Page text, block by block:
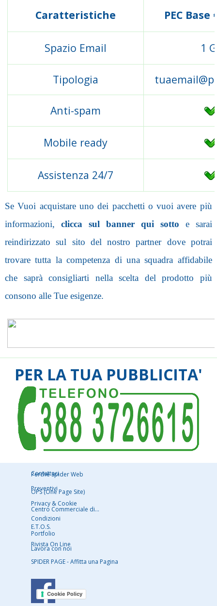
Caratteristiche PEC
Spazio Email 1
Tipologia
Anti-spam
Mobile ready
Assistenza 24/7
Se Vuoi acquistare uno dei pacchetti o vuoi avere più
informazioni, clicca sul banner qui sotto e sarai
reindirizzato sul sito del nostro partner dove potrai
trovare tutta la competenza di una squadra affidabile
che saprà consigliarti nella scelta del prodotto più
consono alle Tue esigenze.
PER LA TUA PUBBLICITA'
Contattaci
Preventivi
Privacy & Cookie
Condizioni
Portfolio
Lavora con noi
Perchè Spider Web
OPS (One Page Site)
Centro Commerciale di...
E.T.O.S.
Rivista On Line
SPIDER PAGE - Affitta una Pagina
Privacy Policy
Cookie Policy